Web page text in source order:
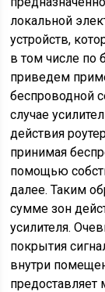
локальной
устройств,
в том числе по
приведем
беспроводной
случае
действия
принимая
помощью
далее. Таким
сумме зон
усилителя.
покрытия
внутри